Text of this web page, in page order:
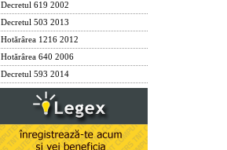
Decretul 619 2002
Decretul 503 2013
Hotărârea 1216 2012
Hotărârea 640 2006
Decretul 593 2014